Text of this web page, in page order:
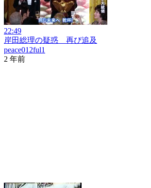
22:49
岸田総理の疑惑 再び追及
peace012ful1
2 年前